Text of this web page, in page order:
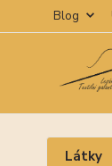
Blog
Látky